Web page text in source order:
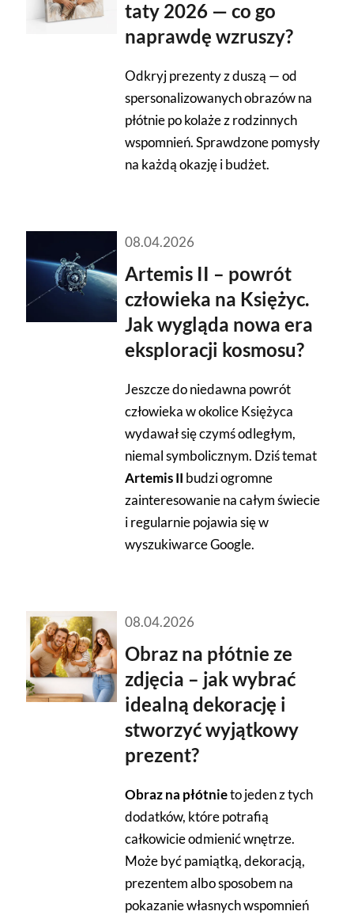
taty 2026 — co go
naprawdę wzruszy?
Odkryj prezenty z duszą — od
spersonalizowanych obrazów na
płótnie po kolaże z rodzinnych
wspomnień. Sprawdzone pomysły
na każdą okazję i budżet.
08.04.2026
Artemis II – powrót
człowieka na Księżyc.
Jak wygląda nowa era
eksploracji kosmosu?
Jeszcze do niedawna powrót
człowieka w okolice Księżyca
wydawał się czymś odległym,
niemal symbolicznym. Dziś temat
Artemis II budzi ogromne
zainteresowanie na całym świecie
i regularnie pojawia się w
wyszukiwarce Google.
08.04.2026
Obraz na płótnie ze
zdjęcia – jak wybrać
idealną dekorację i
stworzyć wyjątkowy
prezent?
Obraz na płótnieto jeden z tych
dodatków, które potrafią
całkowicie odmienić wnętrze.
Może być pamiątką, dekoracją,
prezentem albo sposobem na
pokazanie własnych wspomnień